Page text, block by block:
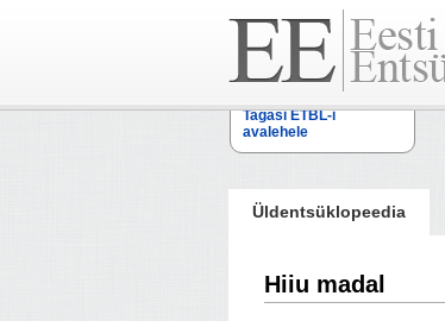
Tagasi ETBL-i
avalehele
Üldentsüklopeedia
Hiiu madal